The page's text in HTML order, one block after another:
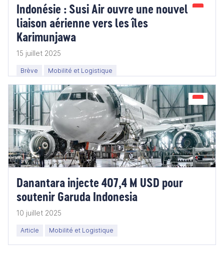
Indonésie : Susi Air ouvre une nouvelle
liaison aérienne vers les îles
Karimunjawa
15 juillet 2025
Brève Mobilité et Logistique
Danantara injecte 407,4 M USD pour
soutenir Garuda Indonesia
10 juillet 2025
Article Mobilité et Logistique